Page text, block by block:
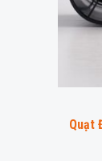
Quạt